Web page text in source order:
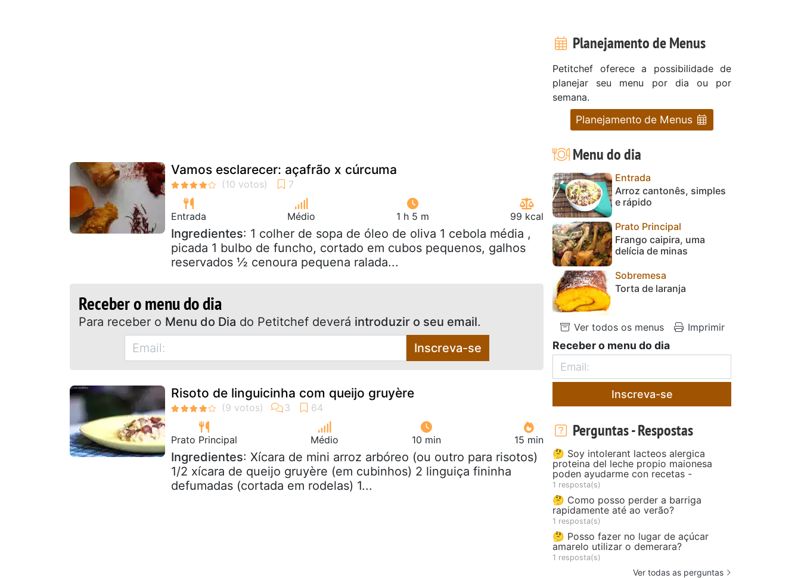
Vamos esclarecer: açafrão x cúrcuma
Entrada Médio 1 h 5 m 99 kcal
Ingredientes: 1 colher de sopa de óleo de oliva 1 cebola média ,
picada 1 bulbo de funcho, cortado em cubos pequenos, galhos
reservados ½ cenoura pequena ralada...
Receber o menu do dia
Para receber o Menu do Dia do Petitchef deverá introduzir o seu email.
Inscreva-se
Risoto de linguicinha com queijo gruyère
Prato Principal Médio 10 min 15 min
Ingredientes: Xícara de mini arroz arbóreo (ou outro para risotos)
1/2 xícara de queijo gruyère (em cubinhos) 2 linguiça fininha
defumadas (cortada em rodelas) 1...
Planejamento de Menus
Petitchef oferece a possibilidade de
planejar seu menu por dia ou por
semana.
Planejamento de Menus
Menu do dia
Entrada
Arroz cantonês, simples
e rápido
Prato Principal
Frango caipira, uma
delícia de minas
Sobremesa
Torta de laranja
Ver todos os menus Imprimir
Receber o menu do dia
Inscreva-se
Perguntas - Respostas
🤔 Soy intolerant lacteos alergica
proteina del leche propio maionesa
poden ayudarme con recetas -
1 resposta(s)
🤔 Como posso perder a barriga
rapidamente até ao verão?
1 resposta(s)
🤔 Posso fazer no lugar de açúcar
amarelo utilizar o demerara?
1 resposta(s)
Ver todas as perguntas